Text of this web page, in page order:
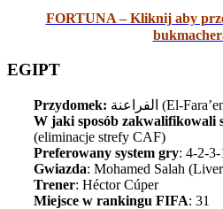
FORTUNA – Kliknij aby
EGIPT
Przydomek: الفراعنة‎ (El-
W jaki sposób zakwalifikowali
(eliminacje strefy CAF)
Preferowany system gry: 4-2-3-
Gwiazda: Mohamed Salah
Trener: Héctor Cúper
Miejsce w rankingu FIFA: 31